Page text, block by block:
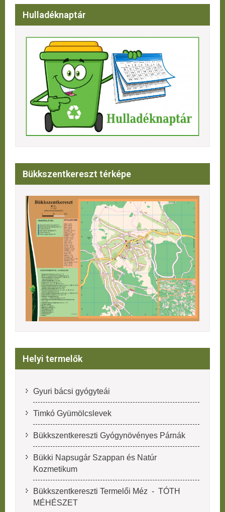
Hulladéknaptár
Bükkszentkereszt térképe
Helyi termelők
Gyuri bácsi gyógyteái
Timkó Gyümölcslevek
Bükkszentkereszti Gyógynövényes Párnák
Bükki Napsugár Szappan és Natúr
Kozmetikum
Bükkszentkereszti Termelői Méz - TÓTH
MÉHÉSZET